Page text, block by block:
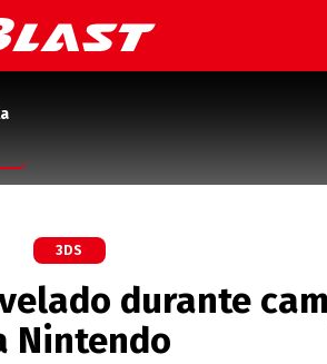
3DS
durante
Nintendo